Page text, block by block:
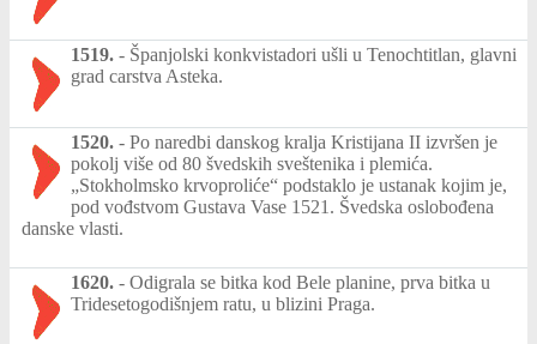
1519. - Španjolski konkvistadori ušli u Tenochtitlan, glavni
grad carstva Asteka.
1520. - Po naredbi danskog kralja Kristijana II izvršen je
pokolj više od 80 švedskih sveštenika i plemića.
„Stokholmsko krvoproliće“ podstaklo je ustanak kojim je,
pod vođstvom Gustava Vase 1521. Švedska oslobođena
danske vlasti.
1620. - Odigrala se bitka kod Bele planine, prva bitka u
Tridesetogodišnjem ratu, u blizini Praga.